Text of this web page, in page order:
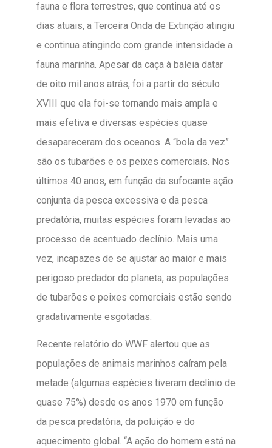
fauna e flora terrestres, que continua até os
dias atuais, a Terceira Onda de Extinção atingiu
e continua atingindo com grande intensidade a
fauna marinha. Apesar da caça à baleia datar
de oito mil anos atrás, foi a partir do século
XVIII que ela foi-se tornando mais ampla e
mais efetiva e diversas espécies quase
desapareceram dos oceanos. A “bola da vez”
são os tubarões e os peixes comerciais. Nos
últimos 40 anos, em função da sufocante ação
conjunta da pesca excessiva e da pesca
predatória, muitas espécies foram levadas ao
processo de acentuado declínio. Mais uma
vez, incapazes de se ajustar ao maior e mais
perigoso predador do planeta, as populações
de tubarões e peixes comerciais estão sendo
gradativamente esgotadas.
Recente relatório do WWF alertou que as
populações de animais marinhos caíram pela
metade (algumas espécies tiveram declínio de
quase 75%) desde os anos 1970 em função
da pesca predatória, da poluição e do
aquecimento global. “A ação do homem está na